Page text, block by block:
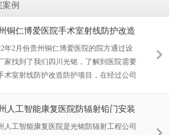
例
铜仁博爱医院手术室射线防护改造
案例
年2月份贵州铜仁博爱医院的院方通过设
家找到了我们四川光铭，了解到医院需要
术室射线防护改造防护项目，在经过公司
于贵州省铜仁市碧江区环东路，经营范围
内科、外科、儿科、中医科、检验科、妇
人工智能康复医院防辐射铅门安装
人工智能康复医院是光铭防辐射工程公司